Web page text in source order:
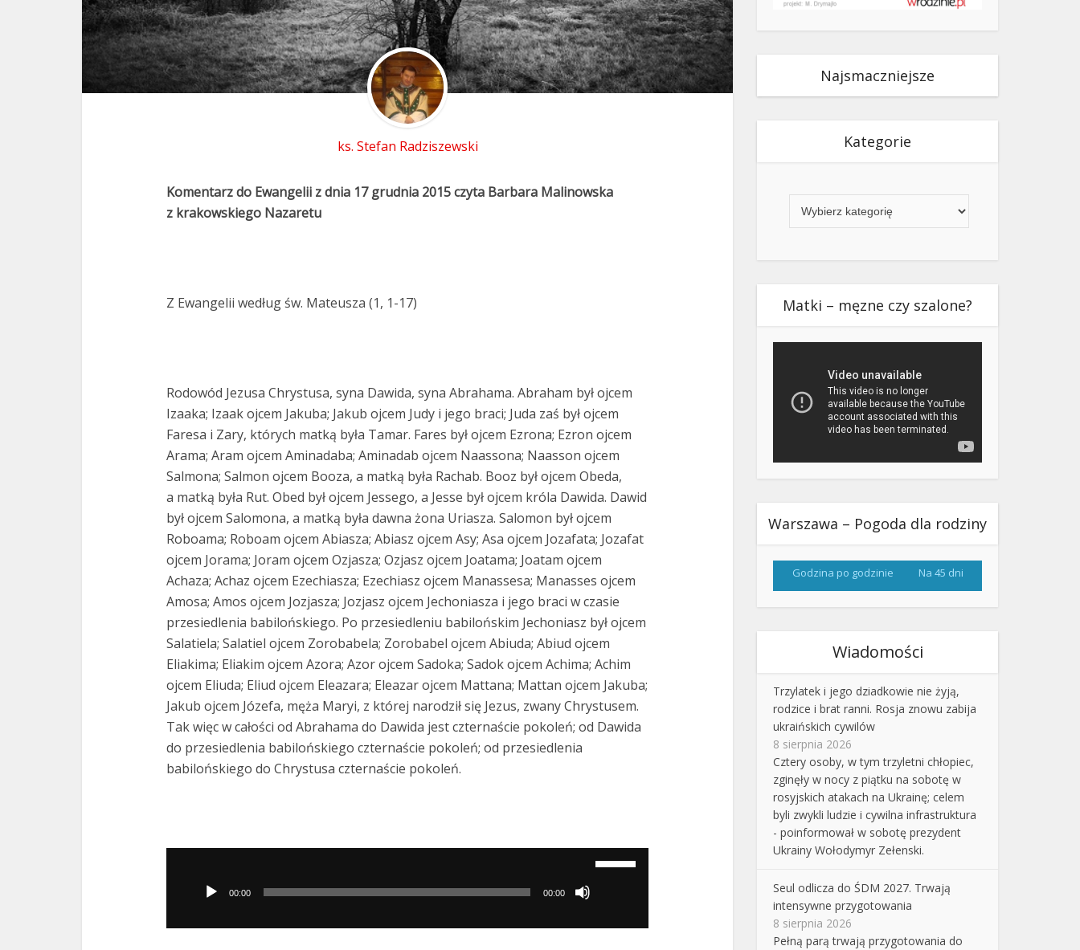
ks. Stefan Radziszewski
Komentarz do Ewangelii z dnia 17 grudnia 2015 czyta Barbara Malinowska
z krakowskiego Nazaretu
Z Ewangelii według św. Mateusza (1, 1-17)
Rodowód Jezusa Chrystusa, syna Dawida, syna Abrahama. Abraham był ojcem
Izaaka; Izaak ojcem Jakuba; Jakub ojcem Judy i jego braci; Juda zaś był ojcem
Faresa i Zary, których matką była Tamar. Fares był ojcem Ezrona; Ezron ojcem
Arama; Aram ojcem Aminadaba; Aminadab ojcem Naassona; Naasson ojcem
Salmona; Salmon ojcem Booza, a matką była Rachab. Booz był ojcem Obeda,
a matką była Rut. Obed był ojcem Jessego, a Jesse był ojcem króla Dawida. Dawid
był ojcem Salomona, a matką była dawna żona Uriasza. Salomon był ojcem
Roboama; Roboam ojcem Abiasza; Abiasz ojcem Asy; Asa ojcem Jozafata; Jozafat
ojcem Jorama; Joram ojcem Ozjasza; Ozjasz ojcem Joatama; Joatam ojcem
Achaza; Achaz ojcem Ezechiasza; Ezechiasz ojcem Manassesa; Manasses ojcem
Amosa; Amos ojcem Jozjasza; Jozjasz ojcem Jechoniasza i jego braci w czasie
przesiedlenia babilońskiego. Po przesiedleniu babilońskim Jechoniasz był ojcem
Salatiela; Salatiel ojcem Zorobabela; Zorobabel ojcem Abiuda; Abiud ojcem
Eliakima; Eliakim ojcem Azora; Azor ojcem Sadoka; Sadok ojcem Achima; Achim
ojcem Eliuda; Eliud ojcem Eleazara; Eleazar ojcem Mattana; Mattan ojcem Jakuba;
Jakub ojcem Józefa, męża Maryi, z której narodził się Jezus, zwany Chrystusem.
Tak więc w całości od Abrahama do Dawida jest czternaście pokoleń; od Dawida
do przesiedlenia babilońskiego czternaście pokoleń; od przesiedlenia
babilońskiego do Chrystusa czternaście pokoleń.
dźwiękowych
00:00 00:00
Używaj
Najsmaczniejsze
Kategorie
Matki – męzne czy szalone?
Warszawa – Pogoda dla rodziny
Godzina po godzinie Na 45 dni
Wiadomości
Trzylatek i jego dziadkowie nie żyją,
rodzice i brat ranni. Rosja znowu zabija
ukraińskich cywilów
8 sierpnia 2026
Cztery osoby, w tym trzyletni chłopiec,
zginęły w nocy z piątku na sobotę w
rosyjskich atakach na Ukrainę; celem
byli zwykli ludzie i cywilna infrastruktura
- poinformował w sobotę prezydent
Ukrainy Wołodymyr Zełenski.
Seul odlicza do ŚDM 2027. Trwają
intensywne przygotowania
8 sierpnia 2026
Pełną parą trwają przygotowania do